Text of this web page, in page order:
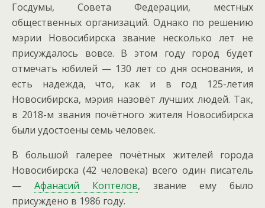
Госдумы, Совета Федерации, местных
общественных организаций. Однако по решению
мэрии Новосибирска звание несколько лет не
присуждалось вовсе. В этом году город будет
отмечать юбилей — 130 лет со дня основания, и
есть надежда, что, как и в год 125-летия
Новосибирска, мэрия назовёт лучших людей. Так,
в 2018-м звания почётного жителя Новосибирска
были удостоены семь человек.
В большой галерее почётных жителей города
Новосибирска (42 человека) всего один писатель
— Афанасий Коптелов, звание ему было
присуждено в 1986 году.